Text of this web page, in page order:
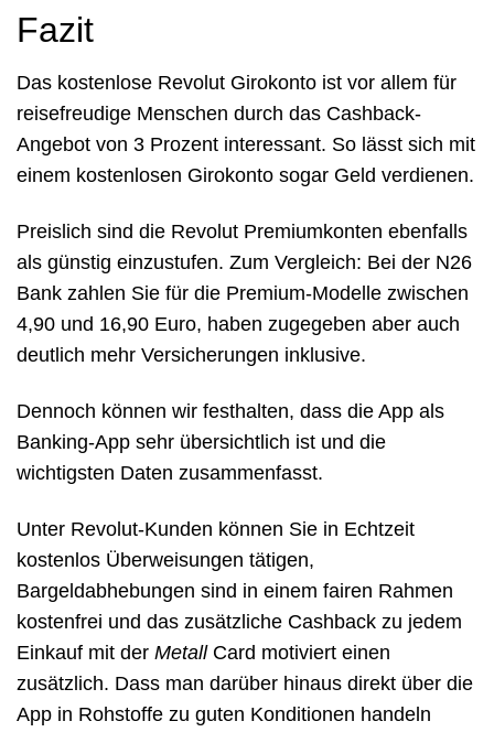
Fazit
Das kostenlose Revolut Girokonto ist vor allem für
reisefreudige Menschen durch das Cashback-
Angebot von 3 Prozent interessant. So lässt sich mit
einem kostenlosen Girokonto sogar Geld verdienen.
Preislich sind die Revolut Premiumkonten ebenfalls
als günstig einzustufen. Zum Vergleich: Bei der N26
Bank zahlen Sie für die Premium-Modelle zwischen
4,90 und 16,90 Euro, haben zugegeben aber auch
deutlich mehr Versicherungen inklusive.
Dennoch können wir festhalten, dass die App als
Banking-App sehr übersichtlich ist und die
wichtigsten Daten zusammenfasst.
Unter Revolut-Kunden können Sie in Echtzeit
kostenlos Überweisungen tätigen,
Bargeldabhebungen sind in einem fairen Rahmen
kostenfrei und das zusätzliche Cashback zu jedem
Einkauf mit der MetallCard motiviert einen
zusätzlich. Dass man darüber hinaus direkt über die
App in Rohstoffe zu guten Konditionen handeln